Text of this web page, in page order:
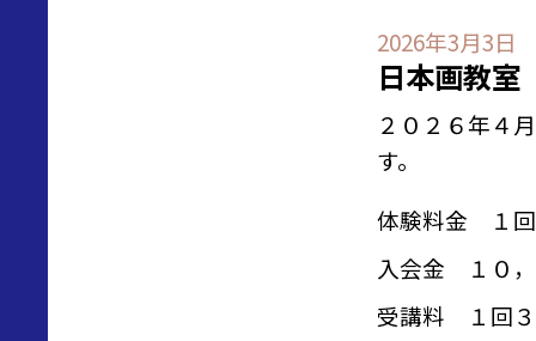
2026年3月3日
日本画教
２０２６年４
す。
体験料金 １
入会金 １０
受講料 １回